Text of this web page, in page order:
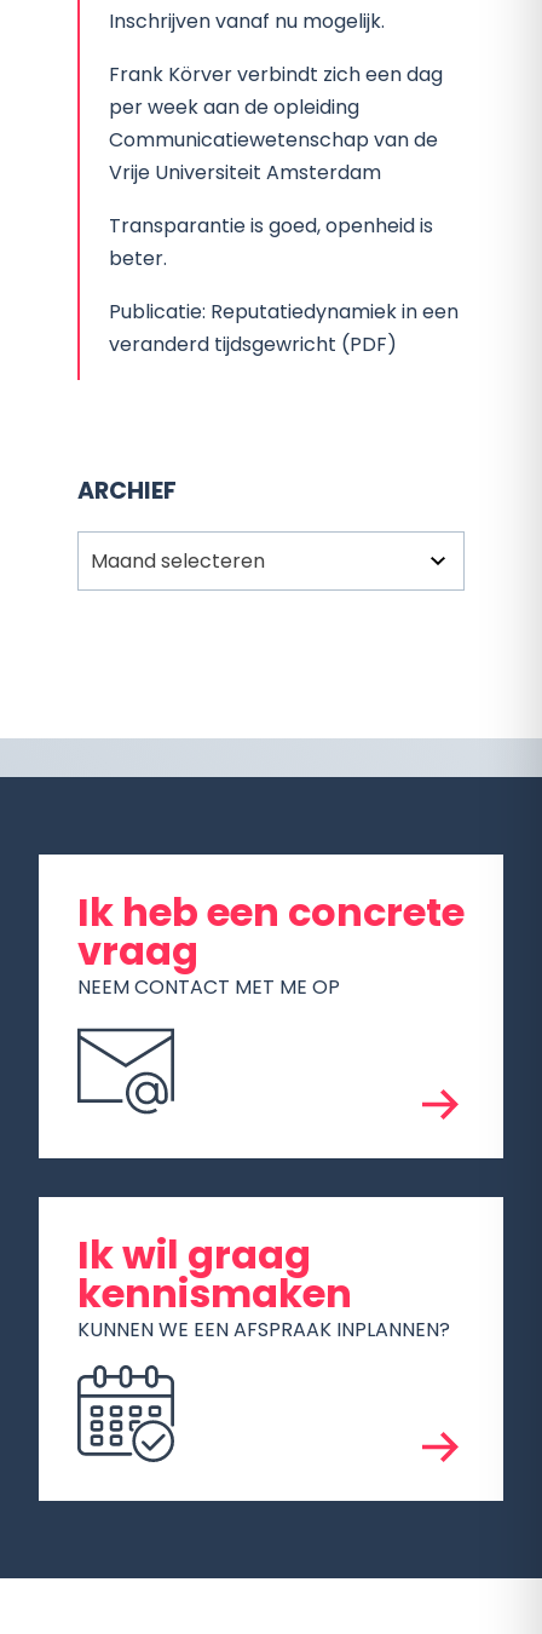
Inschrijven vanaf nu mogelijk.
Frank Körver verbindt zich een dag
per week aan de opleiding
Communicatiewetenschap van de
Vrije Universiteit Amsterdam
Transparantie is goed, openheid is
beter.
Publicatie: Reputatiedynamiek in een
veranderd tijdsgewricht (PDF)
ARCHIEF
Archief
Ik heb een concrete
vraag
NEEM CONTACT MET ME OP
Ik wil graag
kennismaken
KUNNEN WE EEN AFSPRAAK INPLANNEN?